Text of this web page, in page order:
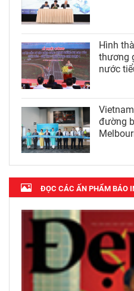
Hình
thương
nước
đường
ĐỌC CÁC ẤN PHẨM BÁO